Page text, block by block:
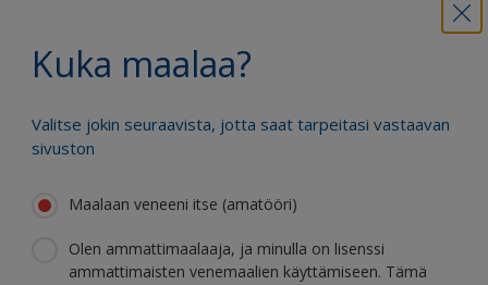
Kuka maalaa?
Valitse jokin seuraavista, jotta saat tarpeitasi vastaavan
sivuston
Maalaan veneeni itse (amatööri)
Olen ammattimaalaaja, ja minulla on lisenssi
ammattimaisten venemaalien käyttämiseen. Tämä
veneesi loistokunnossa
Hyödy jatkuvasta innovaatiostamme ja